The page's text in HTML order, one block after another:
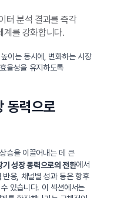
터 분석 결과를 즉각
계를 강화합니다.
이는 동시에, 변화하는 시장
율성을 유지하도록
동력으로
승을 이끌어내는 데 큰
기 성장 동력으로의 전환에서
응, 채널별 성과 등은 향후
있습니다. 이 섹션에서는